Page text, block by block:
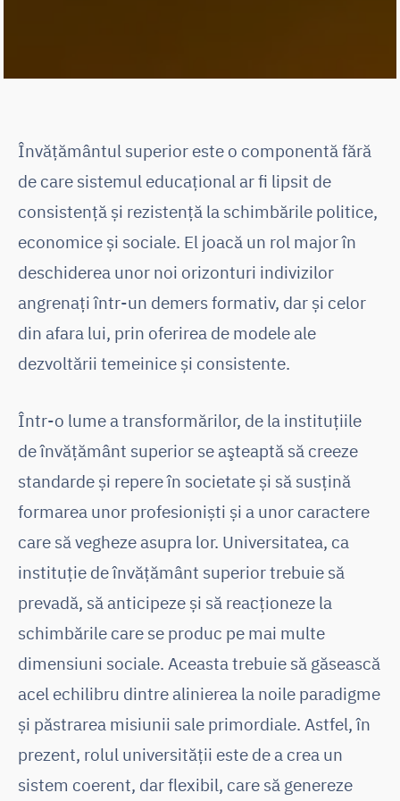
Învăţământul superior este o componentă fără
de care sistemul educațional ar fi lipsit de
consistență și rezistență la schimbările politice,
economice și sociale. El joacă un rol major în
deschiderea unor noi orizonturi indivizilor
angrenați într-un demers formativ, dar și celor
din afara lui, prin oferirea de modele ale
dezvoltării temeinice și consistente.
Într-o lume a transformărilor, de la instituţiile
de învăţământ superior se aşteaptă să creeze
standarde și repere în societate și să susțină
formarea unor profesioniști și a unor caractere
care să vegheze asupra lor. Universitatea, ca
instituţie de învăţământ superior trebuie să
prevadă, să anticipeze și să reacționeze la
schimbările care se produc pe mai multe
dimensiuni sociale. Aceasta trebuie să găsească
acel echilibru dintre alinierea la noile paradigme
și păstrarea misiunii sale primordiale. Astfel, în
prezent, rolul universităţii este de a crea un
sistem coerent, dar flexibil, care să genereze